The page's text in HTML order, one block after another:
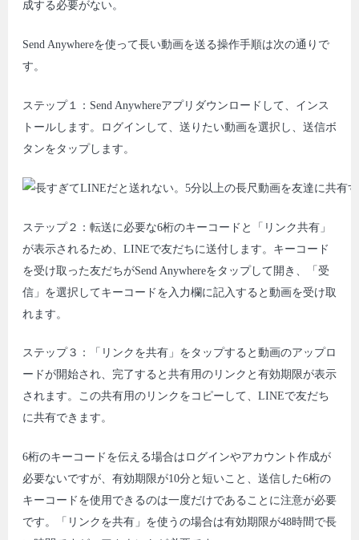
成する必要がない。
Send Anywhereを使って長い動画を送る操作手順は次の通りで
す。
ステップ１：Send Anywhereアプリダウンロードして、インス
トールします。ログインして、送りたい動画を選択し、送信ボ
タンをタップします。
ステップ２：転送に必要な6桁のキーコードと「リンク共有」
が表示されるため、LINEで友だちに送付します。キーコード
を受け取った友だちがSend Anywhereをタップして開き、「受
信」を選択してキーコードを入力欄に記入すると動画を受け取
れます。
ステップ３：「リンクを共有」をタップすると動画のアップロ
ードが開始され、完了すると共有用のリンクと有効期限が表示
されます。この共有用のリンクをコピーして、LINEで友だち
に共有できます。
6桁のキーコードを伝える場合はログインやアカウント作成が
必要ないですが、有効期限が10分と短いこと、送信した6桁の
キーコードを使用できるのは一度だけであることに注意が必要
です。「リンクを共有」を使うの場合は有効期限が48時間で長